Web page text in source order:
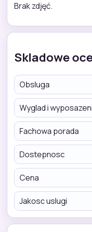
Brak zdjęć.
Skladowe
Obsluga
Wyglad i
Fachowa porada
Dostepnosc
Cena
Jakosc uslugi